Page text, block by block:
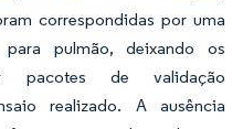
correspondidas por uma
pulmão, deixando os
pacotes de validação
realizado. A ausência